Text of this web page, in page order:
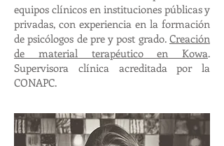
equipos clínicos en instituciones públicas y
privadas, con experiencia en la formación
de psicólogos de pre y post grado. Creación
de material terapéutico en Kowa.
Supervisora clínica acreditada por la
CONAPC.